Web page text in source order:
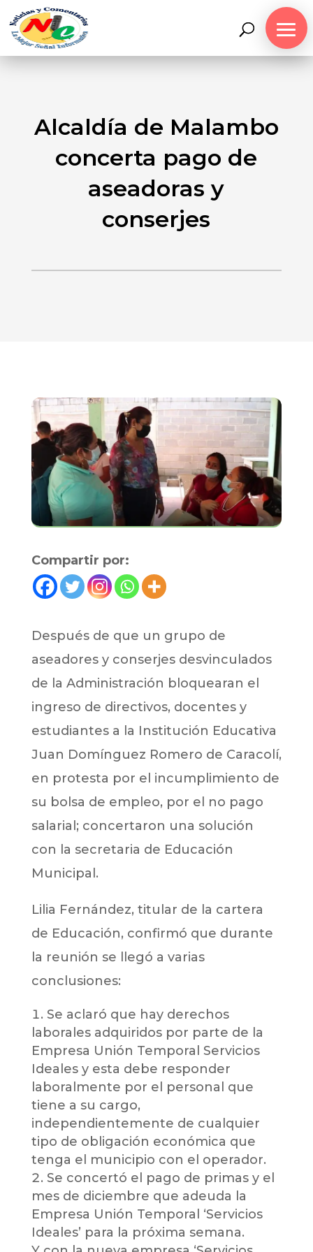
Alcaldía de Malambo
concerta pago de
aseadoras y
conserjes
Compartir por:
Después de que un grupo de
aseadores y conserjes desvinculados
de la Administración bloquearan el
ingreso de directivos, docentes y
estudiantes a la Institución Educativa
Juan Domínguez Romero de Caracolí,
en protesta por el incumplimiento de
su bolsa de empleo, por el no pago
salarial; concertaron una solución
con la secretaria de Educación
Municipal.
Lilia Fernández, titular de la cartera
de Educación, confirmó que durante
la reunión se llegó a varias
conclusiones:
Se aclaró que hay derechos
laborales adquiridos por parte de la
Empresa Unión Temporal Servicios
Ideales y esta debe responder
laboralmente por el personal que
tiene a su cargo,
independientemente de cualquier
tipo de obligación económica que
tenga el municipio con el operador.
Se concertó el pago de primas y el
mes de diciembre que adeuda la
Empresa Unión Temporal ‘Servicios
Ideales’ para la próxima semana.